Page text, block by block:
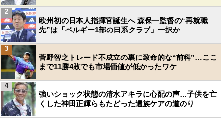
欧州初の日本人指揮官誕生へ 森保一監督の“再就職
先”は「ベルギー1部の日系クラブ」一択か
2
菅野智之トレード不成立の裏に致命的な“前科”…ここ
まで11勝4敗でも市場価値が低かったワケ
3
強いショック状態の清水アキラに心配の声…子供を亡
くした神田正輝らもたどった遺族ケアの道のり
4